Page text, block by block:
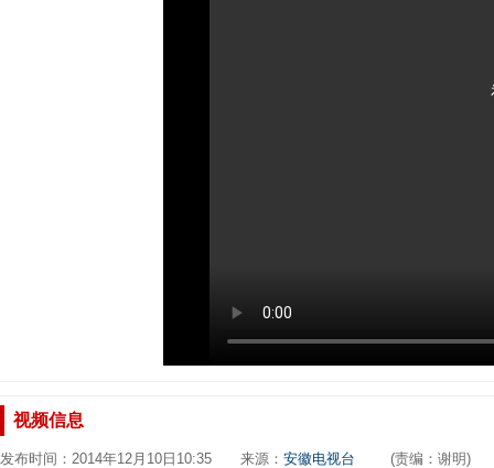
视频信息
发布时间：2014年12月10日10:35 来源： 安徽电视台 (责编：谢明)